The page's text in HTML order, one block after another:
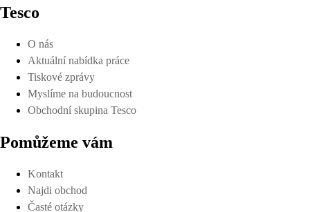
Tesco
O nás
Aktuální nabídka práce
Tiskové zprávy
Myslíme na budoucnost
Obchodní skupina Tesco
Pomůžeme vám
Kontakt
Najdi obchod
Časté otázky